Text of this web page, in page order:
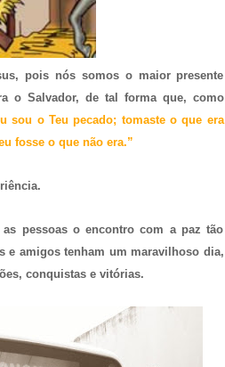
pois nós somos o maior presente
o Salvador, de tal forma que, como
sou o Teu pecado; tomaste o que era
fosse o que não era.”
pessoas o encontro com a paz tão
e amigos tenham um maravilhoso dia,
conquistas e vitórias.